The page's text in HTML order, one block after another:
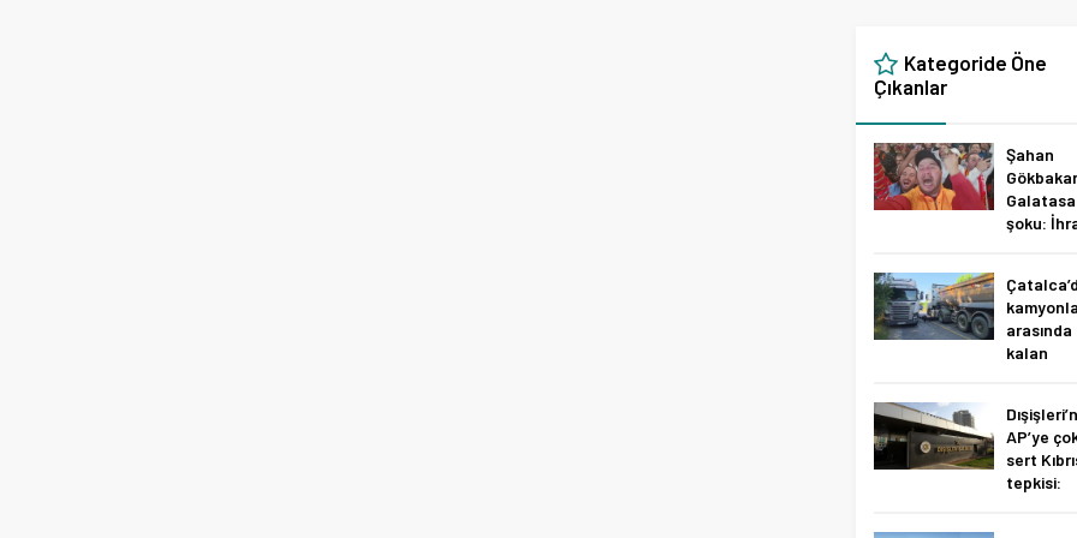
Kategoride Öne
Çıkanlar
Şahan
şoku:
10.07.2026
0
arasında
kalan
ağır
yaralandı
10.07.2026
AP’ye
sert
tepkisi: